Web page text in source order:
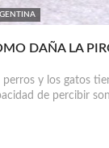
DAÑA LA
perros y los gatos
de percibir